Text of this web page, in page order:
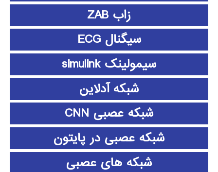
زاب ZAB
سیگنال ECG
سیمولینک simulink
شبکه آدلاین
شبکه عصبی CNN
شبکه عصبی در پایتون
شبکه های عصبی